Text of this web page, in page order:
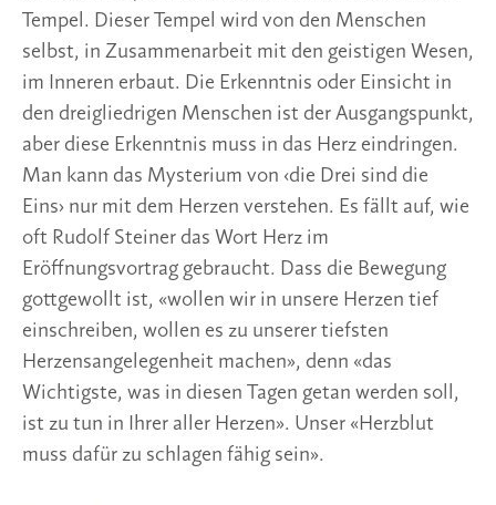
Tempel. Dieser Tempel wird von den Menschen
selbst, in Zusammenarbeit mit den geistigen Wesen,
im Inneren erbaut. Die Erkenntnis oder Einsicht in
den dreigliedrigen Menschen ist der Ausgangspunkt,
aber diese Erkenntnis muss in das Herz eindringen.
Man kann das Mysterium von ‹die Drei sind die
Eins› nur mit dem Herzen verstehen. Es fällt auf, wie
oft Rudolf Steiner das Wort Herz im
Eröffnungsvortrag gebraucht. Dass die Bewegung
gottgewollt ist, «wollen wir in unsere Herzen tief
einschreiben, wollen es zu unserer tiefsten
Herzensangelegenheit machen», denn «das
Wichtigste, was in diesen Tagen getan werden soll,
ist zu tun in Ihrer aller Herzen». Unser «Herzblut
muss dafür zu schlagen fähig sein».